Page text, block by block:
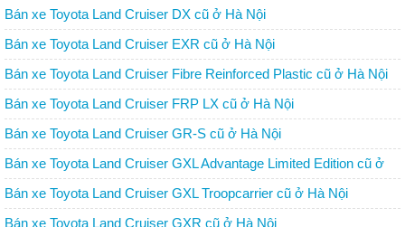
Bán xe Toyota Land Cruiser DX cũ ở Hà Nội
Bán xe Toyota Land Cruiser EXR cũ ở Hà Nội
Bán xe Toyota Land Cruiser Fibre Reinforced Plastic cũ ở Hà Nội
Bán xe Toyota Land Cruiser FRP LX cũ ở Hà Nội
Bán xe Toyota Land Cruiser GR-S cũ ở Hà Nội
Bán xe Toyota Land Cruiser GXL Advantage Limited Edition cũ ở
Hà Nội
Bán xe Toyota Land Cruiser GXL Troopcarrier cũ ở Hà Nội
Bán xe Toyota Land Cruiser GXR cũ ở Hà Nội